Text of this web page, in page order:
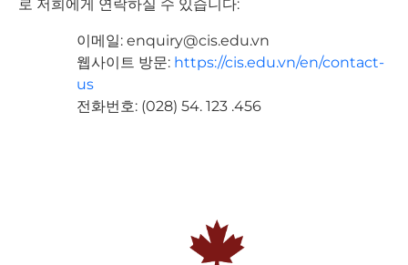
로 저희에게 연락하실 수 있습니다:
이메일: enquiry@cis.edu.vn
웹사이트 방문: https://cis.edu.vn/en/contact-
us
전화번호: (028) 54. 123 .456